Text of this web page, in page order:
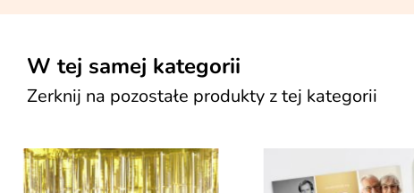
W tej samej kategorii
Zerknij na pozostałe produkty z tej kategorii